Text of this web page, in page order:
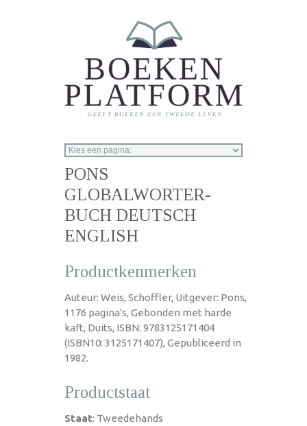
PONS
GLOBALWORTER-
BUCH DEUTSCH
ENGLISH
Productkenmerken
Auteur: Weis, Schoffler, Uitgever: Pons,
1176 pagina's, Gebonden met harde
kaft, Duits, ISBN: 9783125171404
(ISBN10: 3125171407), Gepubliceerd in
1982.
Productstaat
Staat: Tweedehands